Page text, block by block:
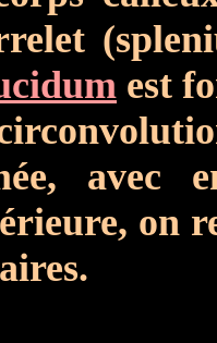
est
avec
on